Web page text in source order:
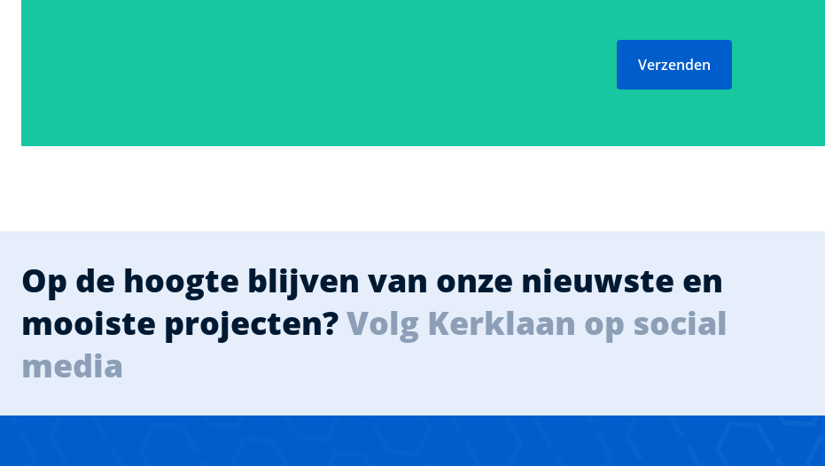
Verzenden
Op de hoogte blijven van onze nieuwste en
mooiste projecten?Volg Kerklaan op social
media